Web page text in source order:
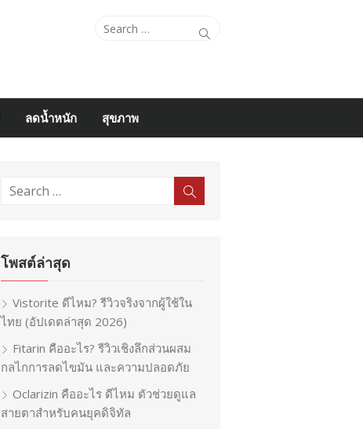
Search
Search
ลดน้ำหนัก สุขภาพ
Search
Search
โพสต์ล่าสุด
Vistorite ดีไหม? รีวิวจริงจากผู้ใช้ใน
ไทย (อัปเดตล่าสุด 2026)
Fitarin คืออะไร? รีวิวเชิงลึกส่วนผสม
กลไกการลดไขมัน และความปลอดภัย
Oclarizin คืออะไร ดีไหม ตัวช่วยดูแล
สายตาสำหรับคนยุคดิจิทัล